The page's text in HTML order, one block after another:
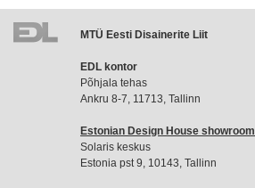
liikmemaks
MTÜ Eesti Disainerite Liit
EDL kontor
Põhjala tehas
Ankru 8-7, 11713, Tallinn
Estonian Design House showroom
Solaris keskus
Estonia pst 9, 10143, Tallinn